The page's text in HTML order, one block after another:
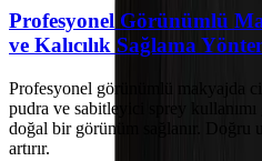
Profesyonel Görünümlü
ve Kalıcılık Sağlama
Profesyonel görünümlü makyajda
pudra ve sabitleyici sprey
doğal bir görünüm sağlanır. Doğru
artırır.